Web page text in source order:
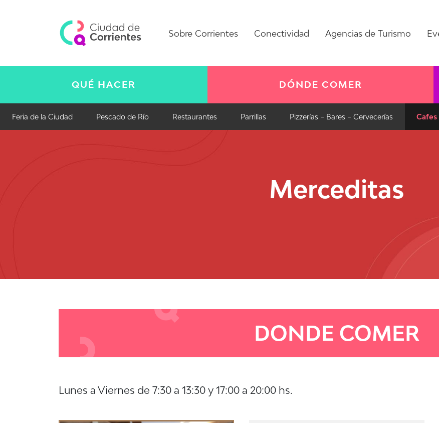
Sobre Corrientes Conectividad Agencias de Turismo
QUÉ HACER DÓNDE COMER
Feria de la Ciudad Pescado de Río Restaurantes Parrillas Pizzerías – Bares – Cervecerías Cafes
Merceditas
DONDE COMER
Lunes a Viernes de 7:30 a 13:30 y 17:00 a 20:00 hs.